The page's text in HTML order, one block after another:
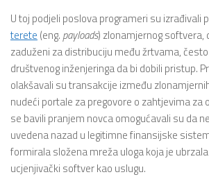
U toj podjeli poslova programeri su izrađivali
terete (eng. payloads) zlonamjernog softvera,
zaduženi za distribuciju među žrtvama,
društvenog inženjeringa da bi dobili pristup.
olakšavali su transakcije između
nudeći portale za pregovore o zahtjevima za
se bavili pranjem novca omogućavali su da
uvedena nazad u legitimne finansijske
formirala složena mreža uloga koja je
ucjenjivački softver kao uslugu.